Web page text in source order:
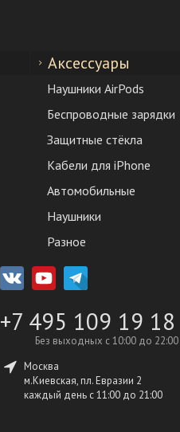
Аксессуары
Наушники AirPods
Беспроводные зарядки
Защитные стёкла
Кабели для iPhone
Автомобильные
Наушники
Разное
+7 495 109 19 18
Без выходных с 10:00 до 22:00
Москва
м.Киевская, пл. Евразии 2
каждый день c 11:00 до 21:00